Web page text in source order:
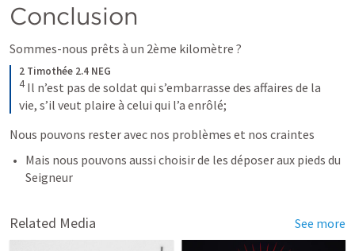
Conclusion
Sommes-nous prêts à un 2ème kilomètre ?
2 Timothée 2.4 NEG
4 Il n’est pas de soldat qui s’embarrasse des affaires de la
vie, s’il veut plaire à celui qui l’a enrôlé;
Nous pouvons rester avec nos problèmes et nos craintes
Mais nous pouvons aussi choisir de les déposer aux pieds du
Seigneur
Related Media See more